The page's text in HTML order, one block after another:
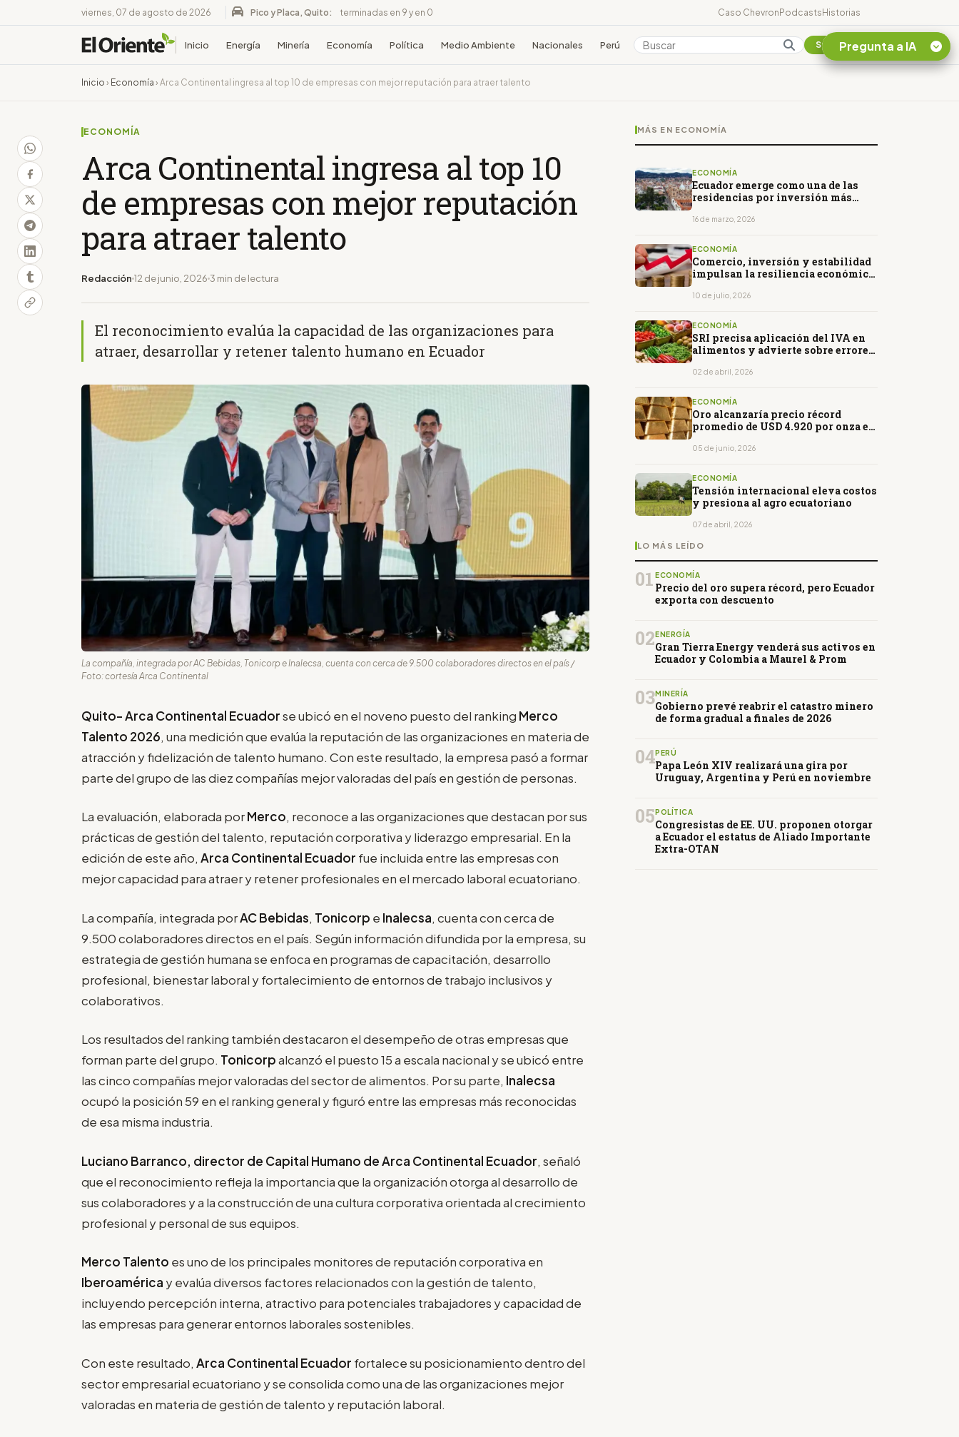
viernes, 07 de agosto de 2026 Pico y Placa, Quito: terminadas en 9 y en 0 Caso ChevronPodcastsHistorias
Inicio Energía Minería Economía Política Medio Ambiente Nacionales Perú Colombia Suscribirse
Inicio › Economía › Arca Continental ingresa al top 10 de empresas con mejor reputación para atraer talento
ECONOMÍA
Arca Continental ingresa al top 10
de empresas con mejor reputación
para atraer talento
Redacción 12 de junio, 2026 3 min de lectura
El reconocimiento evalúa la capacidad de las organizaciones para
atraer, desarrollar y retener talento humano en Ecuador
La compañía, integrada por AC Bebidas, Tonicorp e Inalecsa, cuenta con cerca de 9.500 colaboradores directos en el país /
Foto: cortesía Arca Continental
Quito- Arca Continental Ecuadorse ubicó en el noveno puesto del ranking Merco
Talento 2026, una medición que evalúa la reputación de las organizaciones en materia de
atracción y fidelización de talento humano. Con este resultado, la empresa pasó a formar
parte del grupo de las diez compañías mejor valoradas del país en gestión de personas.
La evaluación, elaborada porMerco, reconoce a las organizaciones que destacan por sus
prácticas de gestión del talento, reputación corporativa y liderazgo empresarial. En la
edición de este año, Arca Continental Ecuador fue incluida entre las empresas con
mejor capacidad para atraer y retener profesionales en el mercado laboral ecuatoriano.
La compañía, integrada porAC Bebidas, Tonicorp e Inalecsa, cuenta con cerca de
9.500 colaboradores directos en el país. Según información difundida por la empresa, su
estrategia de gestión humana se enfoca en programas de capacitación, desarrollo
profesional, bienestar laboral y fortalecimiento de entornos de trabajo inclusivos y
colaborativos.
Los resultados del ranking también destacaron el desempeño de otras empresas que
forman parte del grupo. Tonicorpalcanzó el puesto 15 a escala nacional y se ubicó entre
las cinco compañías mejor valoradas del sector de alimentos. Por su parte, Inalecsa
ocupó la posición 59 en el ranking general y figuró entre las empresas más reconocidas
de esa misma industria.
Luciano Barranco, director de Capital Humano de Arca Continental Ecuador, señaló
que el reconocimiento refleja la importancia que la organización otorga al desarrollo de
sus colaboradores y a la construcción de una cultura corporativa orientada al crecimiento
profesional y personal de sus equipos.
Merco Talento es uno de los principales monitores de reputación corporativa en
Iberoamérica y evalúa diversos factores relacionados con la gestión de talento,
incluyendo percepción interna, atractivo para potenciales trabajadores y capacidad de
las empresas para generar entornos laborales sostenibles.
Con este resultado, Arca Continental Ecuador fortalece su posicionamiento dentro del
sector empresarial ecuatoriano y se consolida como una de las organizaciones mejor
valoradas en materia de gestión de talento y reputación laboral.
MÁS EN ECONOMÍA
ECONOMÍA
Ecuador emerge como una de las
residencias por inversión más
16 de marzo, 2026
ECONOMÍA
Comercio, inversión y estabilidad
impulsan la resiliencia económica
10 de julio, 2026
ECONOMÍA
SRI precisa aplicación del IVA en
alimentos y advierte sobre errores
02 de abril, 2026
ECONOMÍA
Oro alcanzaría precio récord
promedio de USD 4.920 por onza en
05 de junio, 2026
ECONOMÍA
Tensión internacional eleva costos
y presiona al agro ecuatoriano
07 de abril, 2026
LO MÁS LEÍDO
01 ECONOMÍA
Precio del oro supera récord, pero Ecuador
exporta con descuento
02 ENERGÍA
Gran Tierra Energy venderá sus activos en
Ecuador y Colombia a Maurel & Prom
03MINERÍA
Gobierno prevé reabrir el catastro minero
de forma gradual a finales de 2026
04PERÚ
Papa León XIV realizará una gira por
Uruguay, Argentina y Perú en noviembre
05 POLÍTICA
Congresistas de EE. UU. proponen otorgar
a Ecuador el estatus de Aliado Importante
Extra-OTAN
Pregunta a IA
¿En que consiste la